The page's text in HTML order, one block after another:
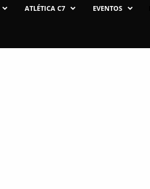
ATLÉTICA C7 EVENTOS